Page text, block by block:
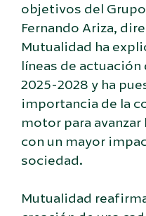
objetivos del
Fernando Ariza,
Mutualidad ha
líneas de
2025-2028 y ha
importancia de la
motor para
con un mayor
sociedad.
Mutualidad